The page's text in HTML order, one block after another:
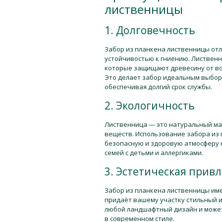
лиственницы
1. Долговечность
Забор из планкена лиственницы
устойчивостью к гниению.
которые защищают древесину от
Это делает забор идеальным
обеспечивая долгий срок службы.
2. Экологичность
Лиственница — это натуральный
веществ. Использование забора из
безопасную и здоровую атмосферу
семей с детьми и аллергиками.
3. Эстетическая
Забор из планкена лиственницы
придаёт вашему участку стильный
любой ландшафтный дизайн и
в современном стиле.